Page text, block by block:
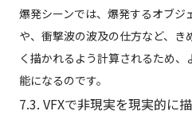
爆発シーンでは、爆発するオブ
や、衝撃波の波及の仕方など、き
く描かれるよう計算されるため
能になるのです。
7.3. VFXで非現実を現実的に